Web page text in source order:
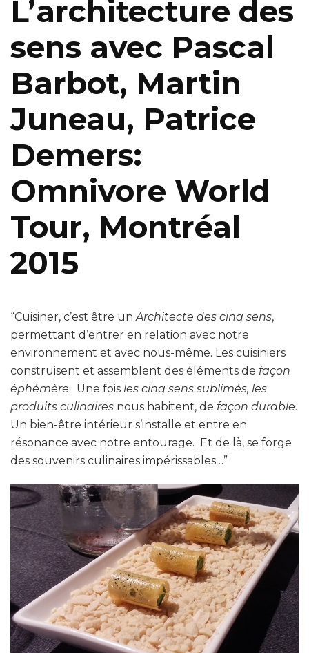
L’architecture des
sens avec Pascal
Barbot, Martin
Juneau, Patrice
Demers:
Omnivore World
Tour, Montréal
2015
“Cuisiner, c’est être unArchitecte des cinq sens,
permettant d’entrer en relation avec notre
environnement et avec nous-même. Les cuisiniers
construisent et assemblent des éléments de façon
éphémère. Une fois les cinq sens sublimés, les
produits culinaires nous habitent, de façon durable.
Un bien-être intérieur s’installe et entre en
résonance avec notre entourage. Et de là, se forge
des souvenirs culinaires impérissables…”